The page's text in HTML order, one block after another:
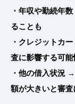
・年収や勤続年数
ることも
・ クレジットカ
査に影響する可能
・他の借入状況 →
額が大きいと審査